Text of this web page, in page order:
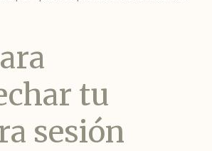
tu
sesión